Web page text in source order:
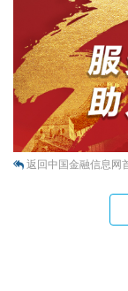
返回中国金融信息网